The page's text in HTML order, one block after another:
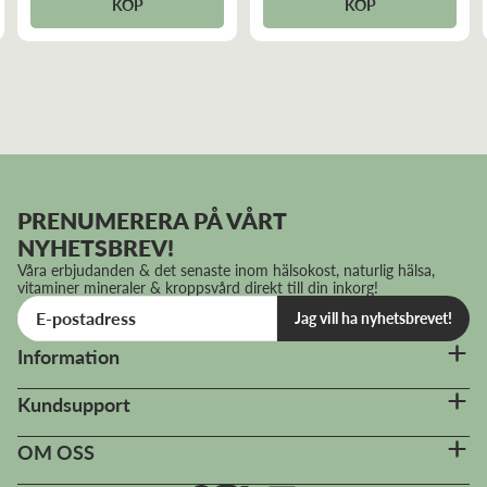
Bra produkt hela kroppen mår bra av carbobas
ge till djur oxå.
Gun-Inger R
Recensiondatum:
Väldigt bra produkt för välbefinnandet
Gun-Inger R
PRENUMERERA PÅ VÅRT
NYHETSBREV!
Våra erbjudanden & det senaste inom hälsokost, naturlig hälsa,
vitaminer mineraler & kroppsvård direkt till din inkorg!
Jag vill ha nyhetsbrevet!
Information
Kundsupport
OM OSS